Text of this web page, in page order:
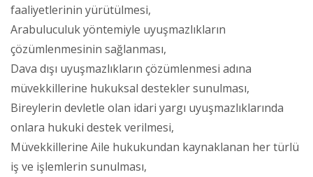
faaliyetlerinin yürütülmesi,
Arabuluculuk yöntemiyle uyuşmazlıkların
çözümlenmesinin sağlanması,
Dava dışı uyuşmazlıkların çözümlenmesi adına
müvekkillerine hukuksal destekler sunulması,
Bireylerin devletle olan idari yargı uyuşmazlıklarında
onlara hukuki destek verilmesi,
Müvekkillerine Aile hukukundan kaynaklanan her türlü
iş ve işlemlerin sunulması,